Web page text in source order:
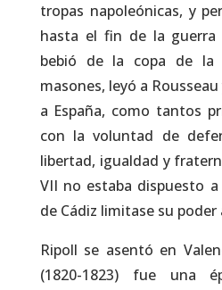
tropas napoleónicas, y
hasta el fin de la guerra
bebió de la copa de la
masones, leyó a
a España, como tantos
con la voluntad de
libertad, igualdad y
VII no estaba dispuesto
de Cádiz limitase su
Ripoll se asentó en
(1820-1823) fue una